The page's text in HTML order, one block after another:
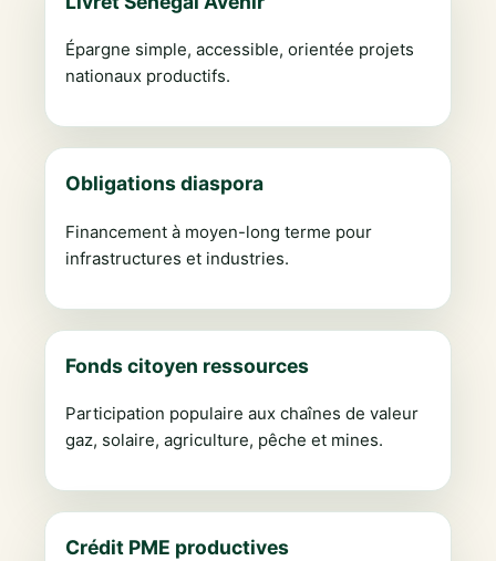
Épargne simple, accessible, orientée projets
nationaux productifs.
Obligations diaspora
Financement à moyen-long terme pour
infrastructures et industries.
Fonds citoyen ressources
Participation populaire aux chaînes de valeur
gaz, solaire, agriculture, pêche et mines.
Crédit PME productives